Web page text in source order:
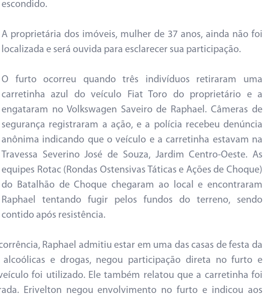
escondido.
A proprietária dos imóveis, mulher de 37 anos, ainda não foi
localizada e será ouvida para esclarecer sua participação.
O furto ocorreu quando três indivíduos retiraram uma
carretinha azul do veículo Fiat Toro do proprietário e a
engataram no Volkswagen Saveiro de Raphael. Câmeras de
segurança registraram a ação, e a polícia recebeu denúncia
anônima indicando que o veículo e a carretinha estavam na
Travessa Severino José de Souza, Jardim Centro-Oeste. As
equipes Rotac (Rondas Ostensivas Táticas e Ações de Choque)
do Batalhão de Choque chegaram ao local e encontraram
Raphael tentando fugir pelos fundos do terreno, sendo
contido após resistência.
Raphael admitiu estar em uma das casas de festa da
alcoólicas e drogas, negou participação direta no furto e
foi utilizado. Ele também relatou que a carretinha foi
Erivelton negou envolvimento no furto e indicou aos